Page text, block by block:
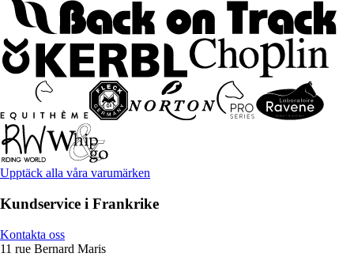
Upptäck alla våra varumärken
Kundservice i Frankrike
Kontakta oss
11 rue Bernard Maris